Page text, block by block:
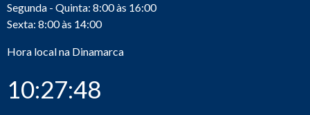
Segunda - Quinta: 8:00 às 16:00
Sexta: 8:00 às 14:00
Hora local na Dinamarca
10:27:48